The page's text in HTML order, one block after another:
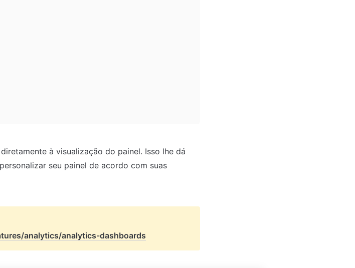
à visualização do painel. Isso lhe dá
seu painel de acordo com suas
analytics/analytics-dashboards